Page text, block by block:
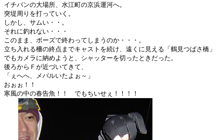
イチバンの大場所、水江町の京浜運河へ。
突堤周りを打っていく。
しかし、サムい・・。
それに釣れない・・・
このまま、ボーズで終わってしまうのか・・・。
立ち入れる柵の終点までキャストを続け、遠くに見える「鶴見つばさ橋」
でもカメラに納めようと、シャッターを切ったときだった。
後ろからＦが近づいてきて、
「ぇへへ、メバルいたよぉ～」
おぉぉ！！
寒風の中の春告魚！！　でもちいせぇ！！！！